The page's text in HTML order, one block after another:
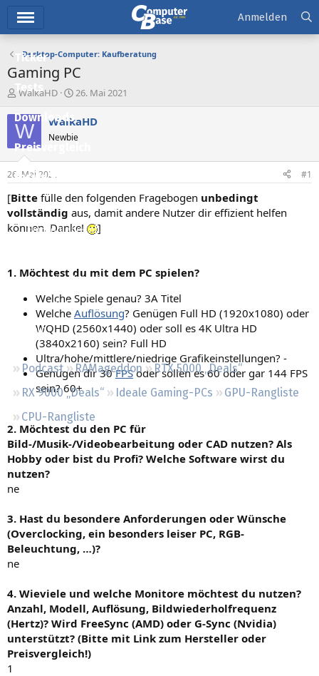
Ticker
Tests
Downloads
Preisvergleich
Forum
Aktuelles
Empfohlene Inhalte
Neueste Aktivitäten
Leserartikel
Regeln
Podcast RAMageddon
RTX 5000 „Deals“
RX 9000 „Deals“
Ideale Gaming-PCs
GPU-Rangliste
CPU-Rangliste
Anmelden
Desktop-Computer: Kaufberatung
Gaming PC
E
s
t
e
e
r
WalkaHD
E
s
e
t
a
26. Mai 2021
W WalkaHD
Newbie
26. Mai 2021 #1
[Bitte fülle den folgenden Fragebogen unbedingt
vollständig aus, damit andere Nutzer dir effizient helfen
können. Danke!
]
1. Möchtest du mit dem PC spielen?
Welche Spiele genau? 3A Titel
Welche Auflösung? Genügen Full HD (1920x1080) oder
WQHD (2560x1440) oder soll es 4K Ultra HD
(3840x2160) sein? Full HD
Ultra/hohe/mittlere/niedrige Grafikeinstellungen? -
Genügen dir 30FPSoder sollen es 60 oder gar 144 FPS
sein? 60+
2. Möchtest du den PC für
Bild-/Musik-/Videobearbeitung oder CAD nutzen? Als
Hobby oder bist du Profi? Welche Software wirst du
nutzen?
ne
3. Hast du besondere Anforderungen oder Wünsche
(Overclocking, ein besonders leiser PC, RGB-
Beleuchtung, …)?
ne
4. Wieviele und welche Monitore möchtest du nutzen?
Anzahl, Modell, Auflösung, Bildwiederholfrequenz
(Hertz)? Wird FreeSync (AMD) oder G-Sync (Nvidia)
unterstützt? (Bitte mit Link zum Hersteller oder
Preisvergleich!)
1